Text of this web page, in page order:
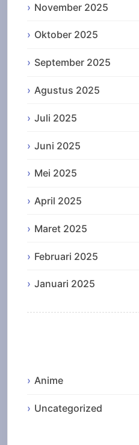
November 2025
Oktober 2025
September 2025
Agustus 2025
Juli 2025
Juni 2025
Mei 2025
April 2025
Maret 2025
Februari 2025
Januari 2025
Anime
Uncategorized